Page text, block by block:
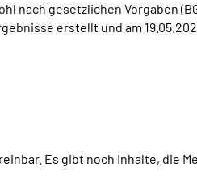
gesetzlichen Vorgaben
erstellt und am
Es gibt noch Inhalte, die